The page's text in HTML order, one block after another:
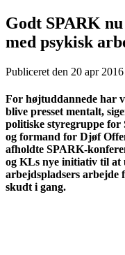
Godt SPARK
med psykisk
Publiceret den 20 apr 2016
For højtuddannede har
blive presset mentalt,
politiske styregruppe
og formand for Djøf
afholdte SPARK-
og KLs nye initiativ til at
arbejdspladsers arbejde
skudt i gang.